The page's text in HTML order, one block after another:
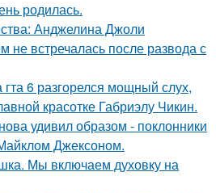
родилась.
Анджелина Джоли
не встречалась после развода с
гта 6 разгорелся мощный слух,
красотке Габриэлу Чикин.
удивил образом - поклонники
Джексоном.
Мы включаем духовку на